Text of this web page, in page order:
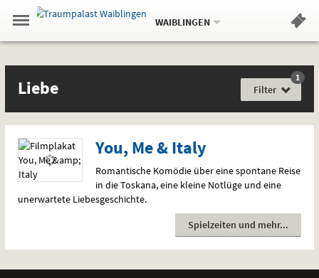
Springe
zum
,zum
.
Navigation
Gehe
zur
Standortauswahl
Standort:
WAIBLINGEN.
Hinweis
Liebe
Gefühlslage
Liebe Filter
1 Film
You, Me & Italy
Romantische Komödie über eine spontane Reise
in die Toskana, eine kleine Notlüge und eine
unerwartete Liebesgeschichte.
Spielzeiten und mehr